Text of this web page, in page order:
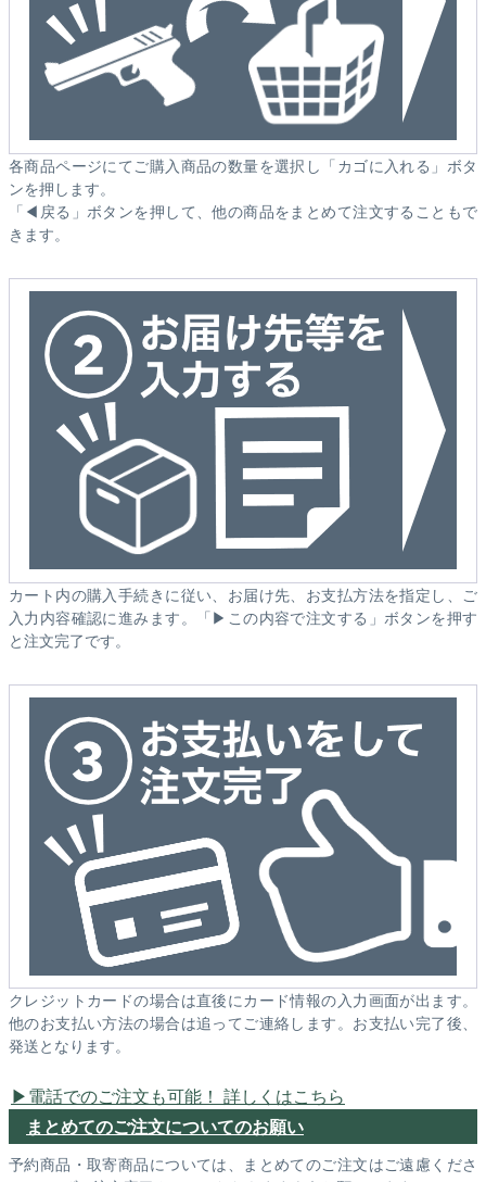
各商品ページにてご購入商品の数量を選択し「カゴに入れる」ボタ
ンを押します。
「◀戻る」ボタンを押して、他の商品をまとめて注文することもで
きます。
カート内の購入手続きに従い、お届け先、お支払方法を指定し、ご
入力内容確認に進みます。「▶この内容で注文する」ボタンを押す
と注文完了です。
クレジットカードの場合は直後にカード情報の入力画面が出ます。
他のお支払い方法の場合は追ってご連絡します。お支払い完了後、
発送となります。
電話でのご注文も可能！ 詳しくはこちら
まとめてのご注文についてのお願い
予約商品・取寄商品については、まとめてのご注文はご遠慮くださ